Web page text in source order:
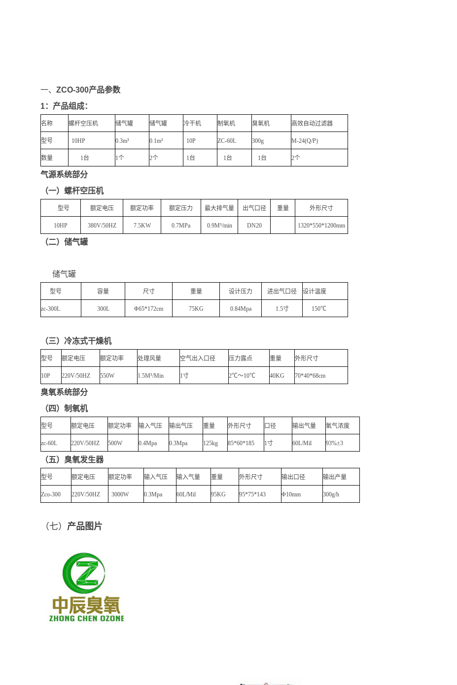
一、 ZCO-300产品参数
1：产品组成：
名称 螺杆空压机 储气罐 储气罐 冷干机 制氧机 臭氧机 高效自动过滤器
型号 10HP 0.3m³ 0.1m³ 10P ZC-60L 300g M-24(Q/P)
数量 1台 1个 2个 1台 1台 1台 2个
气源系统部分
（一）螺杆空压机
型号 额定电压 额定功率 额定压力 最大排气量 出气口径 重量 外形尺寸
10HP 380V/50HZ 7.5KW 0.7MPa 0.9M³/min DN20 1320*550*1200mm
（二）储气罐
储气罐
型号 容量 尺寸 重量 设计压力 进出气口径 设计温度
zc-300L 300L Φ65*172cm 75KG 0.84Mpa 1.5寸 150℃
（三）冷冻式干燥机
型号 额定电压 额定功率 处理风量 空气出入口径 压力露点 重量 外形尺寸
10P 220V/50HZ 550W 1.5M³/Min 1寸 2℃～10℃ 40KG 70*40*68cm
臭氧系统部分
（四）制氧机
型号 额定电压 额定功率 输入气压 输出气压 重量 外形尺寸 口径 输出气量 氧气浓度
zc-60L 220V/50HZ 500W 0.4Mpa 0.3Mpa 125kg 85*60*185 1寸 60L/Mil 93%±3
（五）臭氧发生器
型号 额定电压 额定功率 输入气压 输入气量 重量 外形尺寸 输出口径 输出产量
Zco-300 220V/50HZ 3000W 0.3Mpa 60L/Mil 95KG 95*75*143 Φ10mm 300g/h
（七） 产品图片